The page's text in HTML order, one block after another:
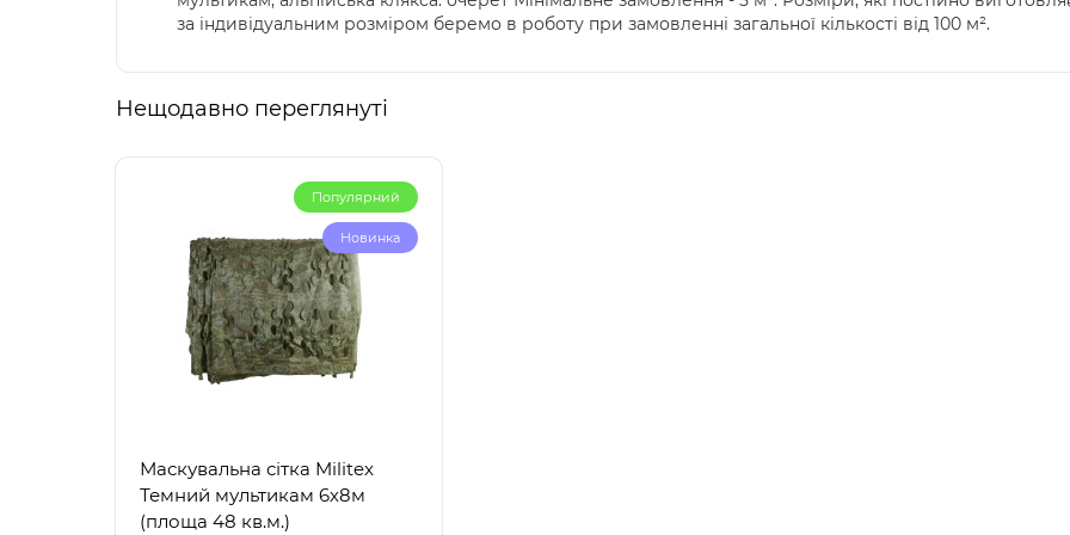
за індивідуальним розміром беремо в роботу при замовленні загальної кількості від 100 м².
Нещодавно переглянуті
Популярний
Новинка
Маскувальна сітка Militex
Темний мультикам 6х8м
(площа 48 кв.м.)